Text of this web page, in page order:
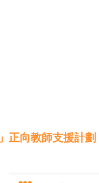
正向教師支援計劃